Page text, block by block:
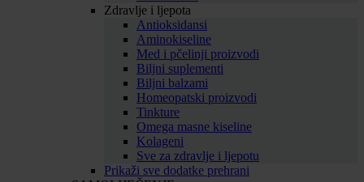
Zdravlje i ljepota
Antioksidansi
Aminokiseline
Med i pčelinji proizvodi
Biljni suplementi
Biljni balzami
Homeopatski proizvodi
Tinkture
Omega masne kiseline
Kolageni
Sve za zdravlje i ljepotu
Prikaži sve dodatke prehrani